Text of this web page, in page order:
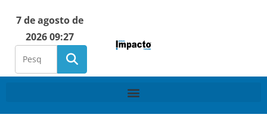
7 de agosto de
2026 09:27